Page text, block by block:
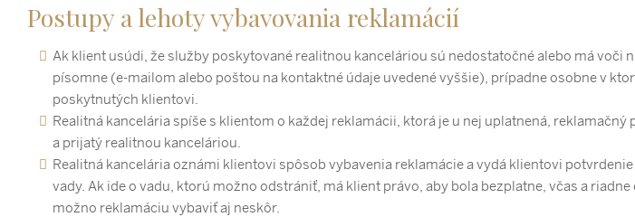
Postupy a lehoty vybavovania reklamácií
Ak klient usúdi, že služby poskytované realitnou kanceláriou sú nedostatočné alebo má
písomne (e-mailom alebo poštou na kontaktné údaje uvedené vyššie), prípadne osobne v
poskytnutých klientovi.
Realitná kancelária spíše s klientom o každej reklamácii, ktorá je u nej uplatnená,
a prijatý realitnou kanceláriou.
Realitná kancelária oznámi klientovi spôsob vybavenia reklamácie a vydá klientovi
vady. Ak ide o vadu, ktorú možno odstrániť, má klient právo, aby bola bezplatne, včas a
možno reklamáciu vybaviť aj neskôr.